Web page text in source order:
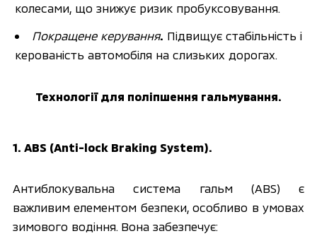
колесами, що знижує ризик пробуксовування.
Покращене керування. Підвищує стабільність і
керованість автомобіля на слизьких дорогах.
Технології для поліпшення гальмування.
1. ABS (Anti-lock Braking System).
Антиблокувальна система гальм (ABS) є
важливим елементом безпеки, особливо в умовах
зимового водіння. Вона забезпечує: